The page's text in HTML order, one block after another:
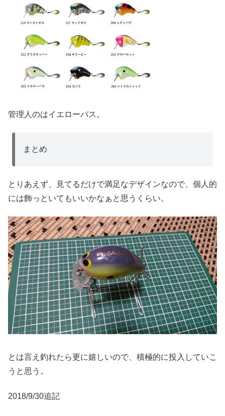
管理人のはイエローバス。
まとめ
とりあえず、見てるだけで満足なデザインなので、個人的
には飾っといてもいいかなぁと思うくらい。
とは言え釣れたら更に嬉しいので、積極的に投入していこ
うと思う。
2018/9/30追記